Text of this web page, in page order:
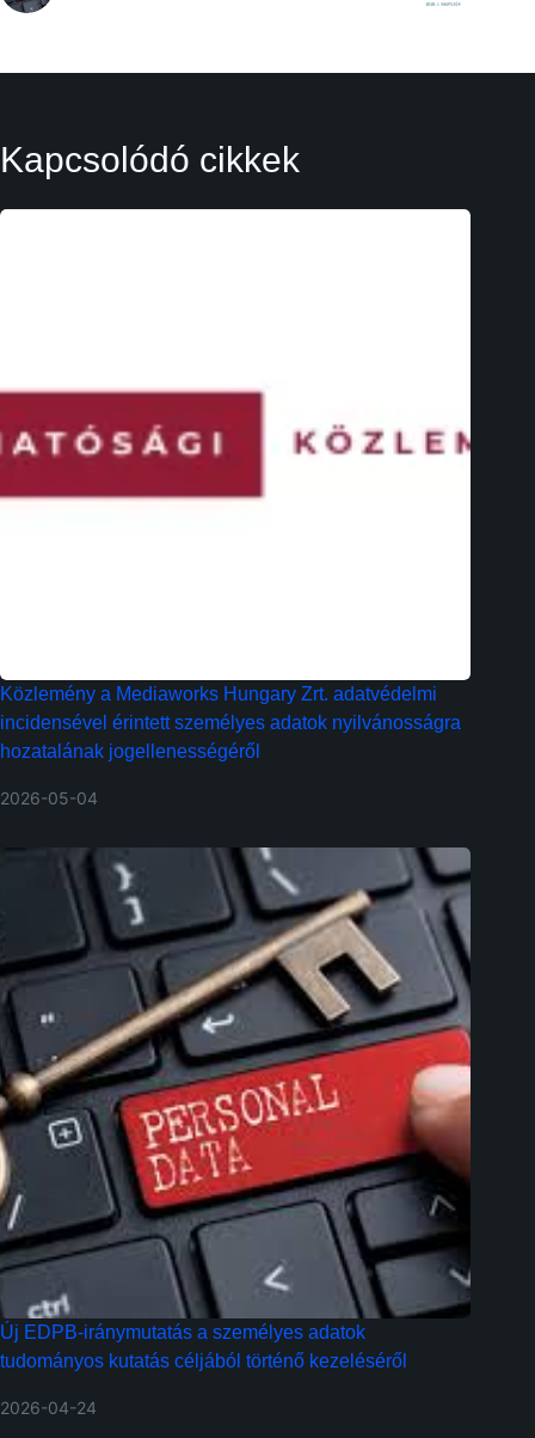
Kapcsolódó cikkek
Közlemény a Mediaworks Hungary Zrt. adatvédelmi
incidensével érintett személyes adatok nyilvánosságra
hozatalának jogellenességéről
2026-05-04
Új EDPB-iránymutatás a személyes adatok
tudományos kutatás céljából történő kezeléséről
2026-04-24